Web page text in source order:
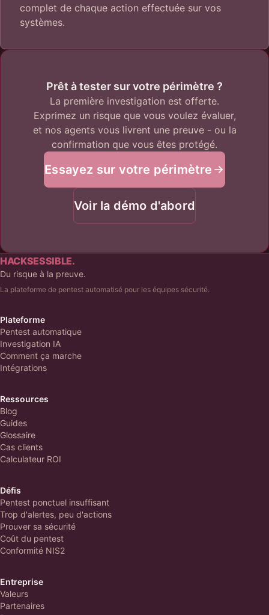
complet de chaque action effectuée sur vos
systèmes.
Prêt à tester sur votre périmètre ?
La première investigation est offerte.
Exprimez un risque que vous voulez évaluer,
et nos agents vous livrent une preuve - ou la
confirmation que vous êtes protégé.
Essayez sur votre périmètre
Voir la démo d'abord
HACKSESSIBLE.
Du risque à la preuve.
La plateforme de pentest automatisé pour les équipes sécurité.
Plateforme
Pentest automatique
Investigation IA
Comment ça marche
Intégrations
Ressources
Blog
Guides
Glossaire
Cas clients
Calculateur ROI
Défis
Pentest ponctuel insuffisant
Trop d'alertes, peu d'actions
Prouver sa sécurité
Coût du pentest
Conformité NIS2
Entreprise
Valeurs
Partenaires